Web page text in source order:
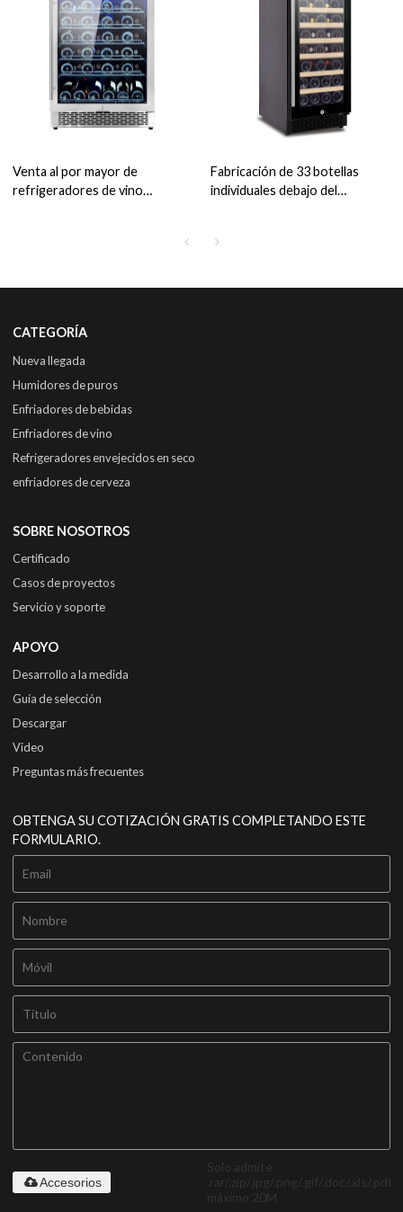
Venta al por mayor de
refrigeradores de vino
inoxidable
Fabricación de 33 botellas
individuales debajo del
haya Puerta de vidrio completa
Estante de vino
CATEGORÍA
Nueva llegada
Humidores de puros
Enfriadores de bebidas
Enfriadores de vino
Refrigeradores envejecidos en seco
enfriadores de cerveza
SOBRE NOSOTROS
Certificado
Casos de proyectos
Servicio y soporte
APOYO
Desarrollo a la medida
Guía de selección
Descargar
Video
Preguntas más frecuentes
OBTENGA SU COTIZACIÓN GRATIS COMPLETANDO ESTE
FORMULARIO.
Solo admite
.rar/.zip/.jpg/.png/.gif/.doc/.xls/.pdf,
máximo 20M
Accesorios